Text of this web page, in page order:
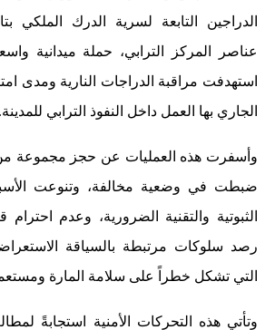
الدراجين التابعة لسرية الدرك الملكي
عناصر المركز الترابي، حملة ميدانية
استهدفت مراقبة الدراجات النارية ومدى
الجاري بها العمل داخل النفوذ الترابي للمدينة.
وأسفرت هذه العمليات عن حجز مجموعة من
ضبطت في وضعية مخالفة، وتنوعت
الثبوتية والتقنية الضرورية، وعدم
رصد سلوكات مرتبطة بالسياقة
التي تشكل خطراً على سلامة المارة
وتأتي هذه التحركات الأمنية استجابةً